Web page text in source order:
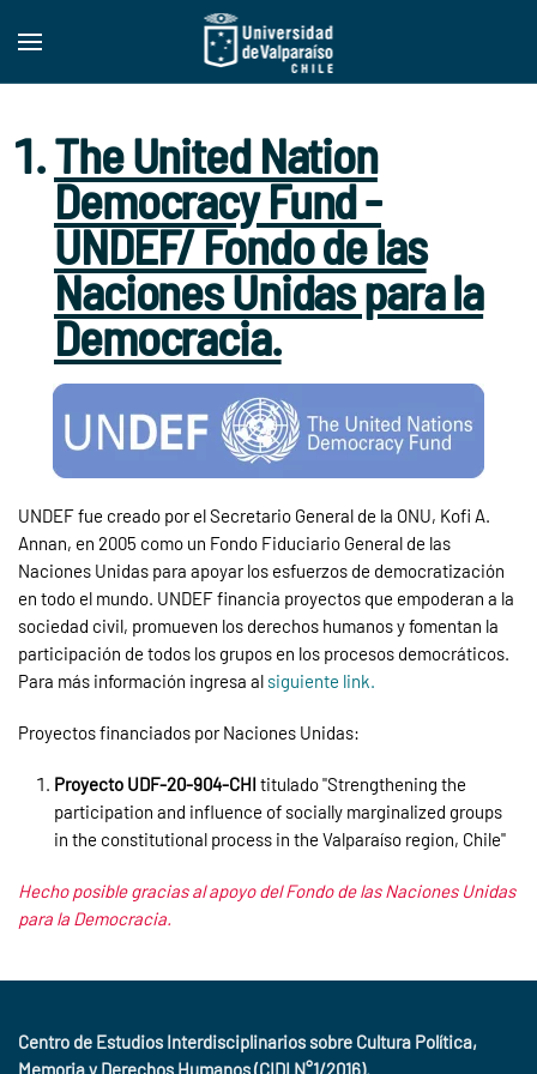
Skip to main content
The United Nation
Democracy Fund -
UNDEF/ Fondo de las
Naciones Unidas para la
Democracia.
UNDEF fue creado por el Secretario General de la ONU, Kofi A.
Annan, en 2005 como un Fondo Fiduciario General de las
Naciones Unidas para apoyar los esfuerzos de democratización
en todo el mundo. UNDEF financia proyectos que empoderan a la
sociedad civil, promueven los derechos humanos y fomentan la
participación de todos los grupos en los procesos democráticos.
Para más información ingresa al siguiente link.
Proyectos financiados por Naciones Unidas:
Proyecto UDF-20-904-CHItitulado "Strengthening the
participation and influence of socially marginalized groups
in the constitutional process in the Valparaíso region, Chile"
Hecho posible gracias al apoyo del Fondo de las Naciones Unidas
para la Democracia.
Centro de Estudios Interdisciplinarios sobre Cultura Política,
Memoria y Derechos Humanos (CIDI N°1/2016).